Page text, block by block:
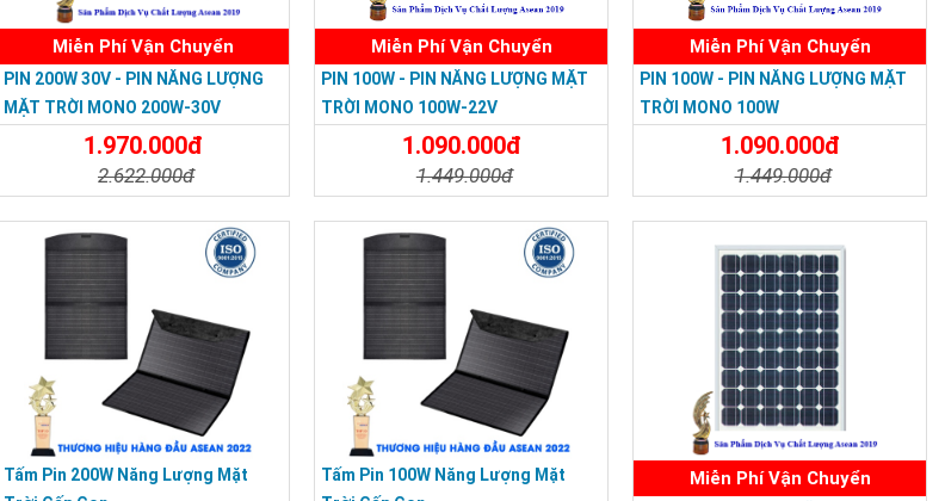
ĐT: 09153 77770 - 08.66.795.795
Miễn Phí Vận Chuyển
PIN 200W 30V - PIN NĂNG LƯỢNG
MẶT TRỜI MONO 200W-30V
1.970.000đ
2.622.000đ
Miễn Phí Vận Chuyển
PIN 100W - PIN NĂNG LƯỢNG MẶT
TRỜI MONO 100W-22V
1.090.000đ
1.449.000đ
Miễn Phí Vận Chuyển
PIN 100W - PIN NĂNG LƯỢNG MẶT
TRỜI MONO 100W
1.090.000đ
1.449.000đ
Tấm Pin 200W Năng Lượng Mặt
Tấm Pin 100W Năng Lượng Mặt
Miễn Phí Vận Chuyển